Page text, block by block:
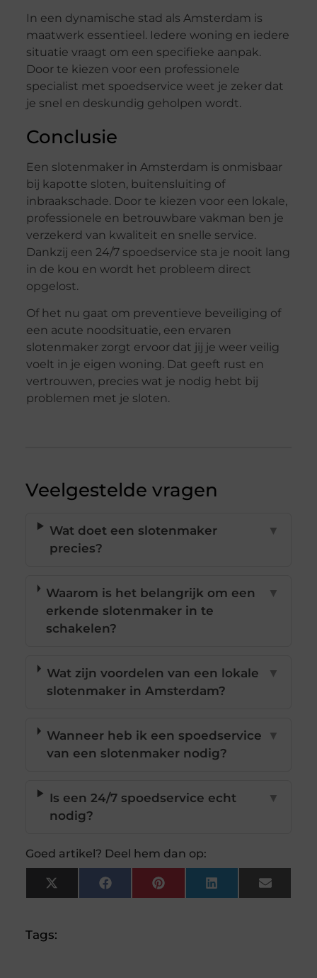
In een dynamische stad als Amsterdam is
maatwerk essentieel. Iedere woning en iedere
situatie vraagt om een specifieke aanpak.
Door te kiezen voor een professionele
specialist met spoedservice weet je zeker dat
je snel en deskundig geholpen wordt.
Conclusie
Een slotenmaker in Amsterdam is onmisbaar
bij kapotte sloten, buitensluiting of
inbraakschade. Door te kiezen voor een lokale,
professionele en betrouwbare vakman ben je
verzekerd van kwaliteit en snelle service.
Dankzij een 24/7 spoedservice sta je nooit lang
in de kou en wordt het probleem direct
opgelost.
Of het nu gaat om preventieve beveiliging of
een acute noodsituatie, een ervaren
slotenmaker zorgt ervoor dat jij je weer veilig
voelt in je eigen woning. Dat geeft rust en
vertrouwen, precies wat je nodig hebt bij
problemen met je sloten.
Veelgestelde vragen
Wat doet een slotenmaker
precies?
▼
Waarom is het belangrijk om een
erkende slotenmaker in te
schakelen?
▼
Wat zijn voordelen van een lokale
slotenmaker in Amsterdam?
▼
Wanneer heb ik een spoedservice
van een slotenmaker nodig?
▼
Is een 24/7 spoedservice echt
nodig?
▼
Goed artikel? Deel hem dan op:
X
(Twitter)
FacebookPinterestLinkedInEmail
Tags: